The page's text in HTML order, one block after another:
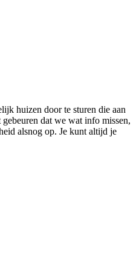
huizen door te sturen die aan
dat we wat info missen,
alsnog op. Je kunt altijd je